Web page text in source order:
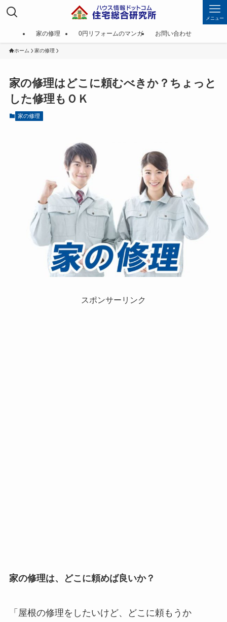
メニュー
家の修理 0円リフォームのマンガ お問い合わせ
ホーム 家の修理
家の修理はどこに頼むべきか？ちょっと
した修理もＯＫ
家の修理
スポンサーリンク
家の修理は、どこに頼めば良いか？
「屋根の修理をしたいけど、どこに頼もうか